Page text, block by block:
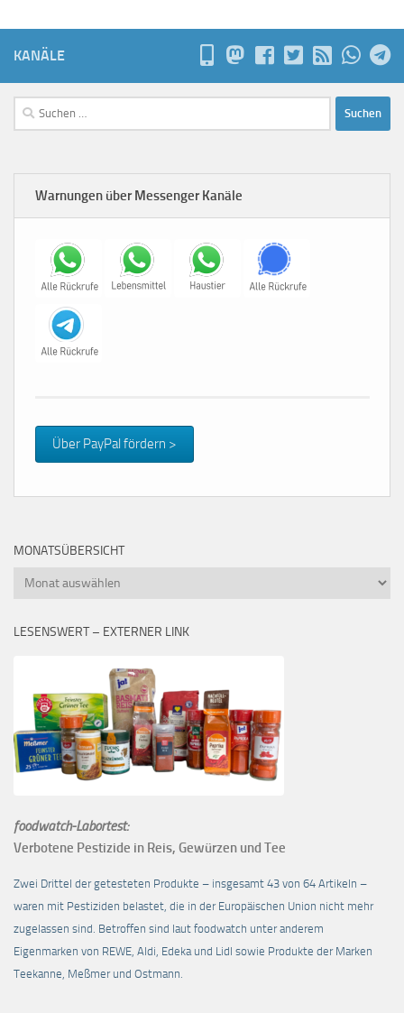
KANÄLE
Suchen
nach:
Warnungen über Messenger Kanäle
Über PayPal fördern >
MONATSÜBERSICHT
Monatsübersicht
LESENSWERT – EXTERNER LINK
foodwatch-Labortest:
Verbotene Pestizide in Reis, Gewürzen und Tee
Zwei Drittel der getesteten Produkte – insgesamt 43 von 64 Artikeln –
waren mit Pestiziden belastet, die in der Europäischen Union nicht mehr
zugelassen sind. Betroffen sind laut foodwatch unter anderem
Eigenmarken von REWE, Aldi, Edeka und Lidl sowie Produkte der Marken
Teekanne, Meßmer und Ostmann.